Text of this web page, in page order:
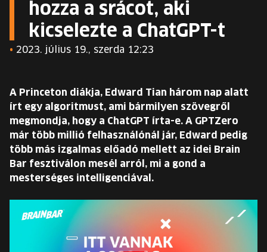
RÓLUNK
KORÁBBI ELŐADÓK
KARRIER
EURÓPA JÖVŐFESZTIVÁLJA
ELŐADÓK
INGYENES DIÁK- ÉS TANÁRREGISZTRÁCIÓ
INGYENES DIÁK- ÉS TANÁRREGISZTRÁCIÓ
JEGYEK
hozza a srácot, aki
kicselezte a ChatGPT-t
• 2023. július 19., szerda 12:23
A Princeton diákja, Edward Tian három nap alatt
írt egy algoritmust, ami bármilyen szövegről
megmondja, hogy a ChatGPT írta-e. A GPTZero
már több millió felhasználónál jár, Edward pedig
több más izgalmas előadó mellett az idei Brain
Bar fesztiválon mesél arról, mi a gond a
mesterséges intelligenciával.